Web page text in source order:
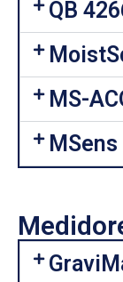
QB
MS-
MSens II